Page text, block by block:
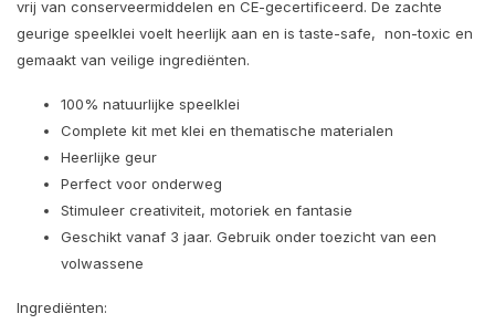
vrij van conserveermiddelen en CE-gecertificeerd. De zachte
geurige speelklei voelt heerlijk aan en is taste-safe, non-toxic en
gemaakt van veilige ingrediënten.
100% natuurlijke speelklei
Complete kit met klei en thematische materialen
Heerlijke geur
Perfect voor onderweg
Stimuleer creativiteit, motoriek en fantasie
Geschikt vanaf 3 jaar. Gebruik onder toezicht van een
volwassene
Ingrediënten: